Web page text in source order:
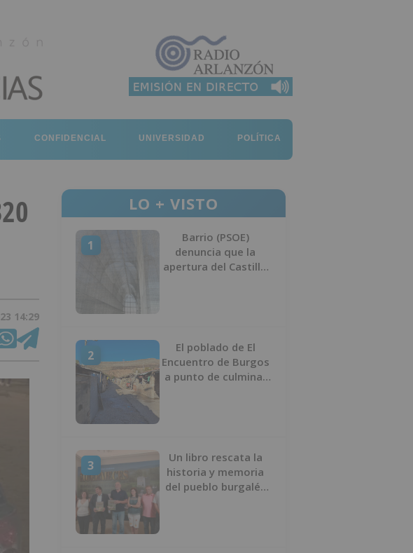
CONFIDENCIAL UNIVERSIDAD POLÍTICA
14:29
LO + VISTO
1
Barrio (PSOE)
denuncia que la
apertura del Castillo
2
El poblado de El
Encuentro de Burgos
a punto de culminar
3
Un libro rescata la
historia y memoria
del pueblo burgalés